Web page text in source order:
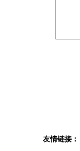
友情链接：